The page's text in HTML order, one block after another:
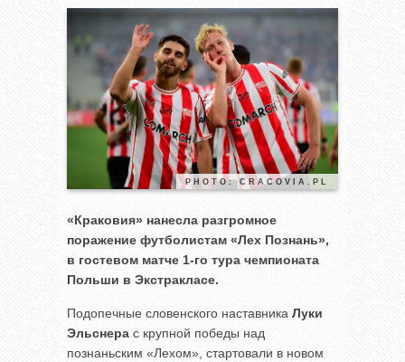
PHOTO: CRACOVIA.PL
«Краковия» нанесла разгромное
поражение футболистам «Лех Познань»,
в гостевом матче 1-го тура чемпионата
Польши в Экстракласе.
Подопечные словенского наставника Луки
Эльснера с крупной победы над
познаньским «Лехом», стартовали в новом